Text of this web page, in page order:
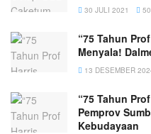
30 JULI 2021
“75 Tahun
Menyala!
13 DESEMBER
“75 Tahun
Pemprov
Kebudayaan